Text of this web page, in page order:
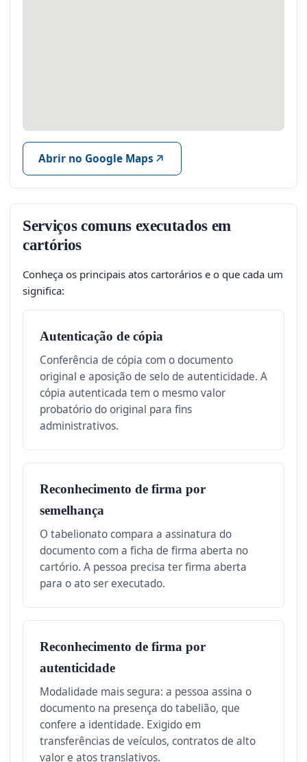
Abrir no Google Maps
Serviços comuns executados em
cartórios
Conheça os principais atos cartorários e o que cada um
significa:
Autenticação de cópia
Conferência de cópia com o documento
original e aposição de selo de autenticidade. A
cópia autenticada tem o mesmo valor
probatório do original para fins
administrativos.
Reconhecimento de firma por
semelhança
O tabelionato compara a assinatura do
documento com a ficha de firma aberta no
cartório. A pessoa precisa ter firma aberta
para o ato ser executado.
Reconhecimento de firma por
autenticidade
Modalidade mais segura: a pessoa assina o
documento na presença do tabelião, que
confere a identidade. Exigido em
transferências de veículos, contratos de alto
valor e atos translativos.